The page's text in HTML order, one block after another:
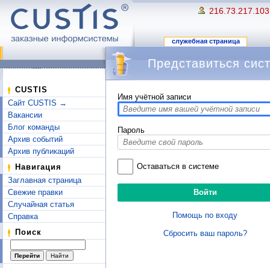
216.73.217.103
служебная страница
CUSTIS
Сайт CUSTIS →
Вакансии
Блог команды
Архив событий
Архив публикаций
Навигация
Заглавная страница
Свежие правки
Случайная статья
Справка
Поиск
Представиться
Имя учётной записи
Пароль
Оставаться в системе
Помощь по входу
Сбросить ваш пароль?